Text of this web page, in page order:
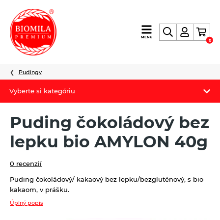
výroba
a
nielen
MENU
0
Vyberte si kategóriu
Letný Biomilatip 18% zľava
Špaldové výrobky
Fermato
Pudingy
Puding čokoládový bez
lepku bio AMYLON 40g
0 recenzií
Puding čokoládový/ kakaový bez lepku/bezgluténový, s bio
kakaom, v prášku.
Úplný popis